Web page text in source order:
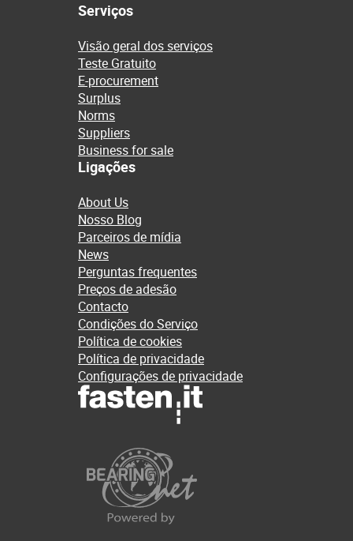
Serviços
Visão geral dos serviços
Teste Gratuito
E-procurement
Surplus
Norms
Suppliers
Business for sale
Ligações
About Us
Nosso Blog
Parceiros de mídia
News
Perguntas frequentes
Preços de adesão
Contacto
Condições do Serviço
Política de cookies
Política de privacidade
Configurações de privacidade